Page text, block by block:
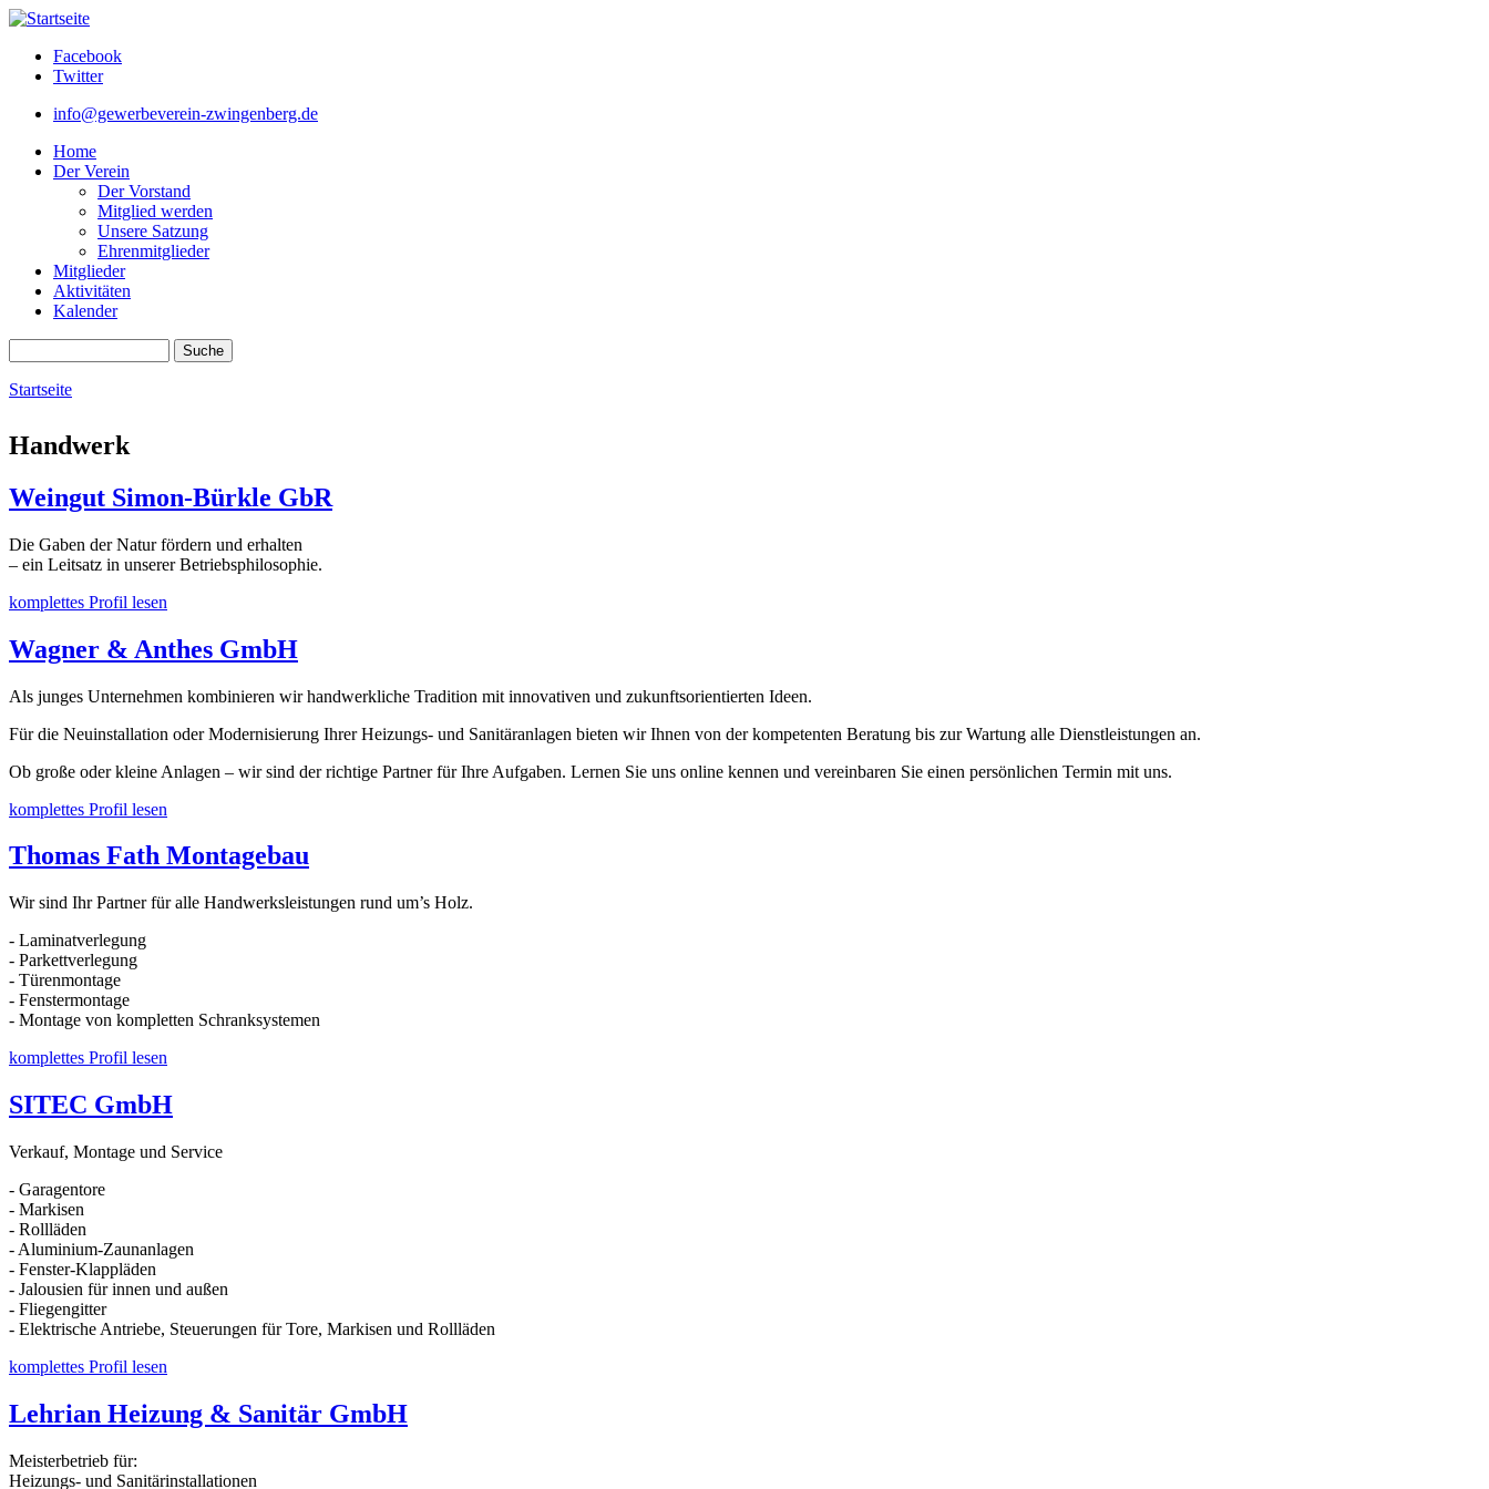
Direkt zum Inhalt
Facebook
Twitter
info@gewerbeverein-zwingenberg.de
Home
Der Verein
Der Vorstand
Mitglied werden
Unsere Satzung
Ehrenmitglieder
Mitglieder
Aktivitäten
Kalender
Startseite
Handwerk
Weingut Simon-Bürkle GbR
Die Gaben der Natur fördern und erhalten
– ein Leitsatz in unserer Betriebsphilosophie.
komplettes Profil lesen
Wagner & Anthes GmbH
Als junges Unternehmen kombinieren wir handwerkliche Tradition mit innovativen und zukunftsorientierten Ideen.
Für die Neuinstallation oder Modernisierung Ihrer Heizungs- und Sanitäranlagen bieten wir Ihnen von der kompetenten Beratung bis zur Wartung alle Dienstleistungen an.
Ob große oder kleine Anlagen – wir sind der richtige Partner für Ihre Aufgaben. Lernen Sie uns online kennen und vereinbaren Sie einen persönlichen Termin mit uns.
komplettes Profil lesen
Thomas Fath Montagebau
Wir sind Ihr Partner für alle Handwerksleistungen rund um’s Holz.
- Laminatverlegung
- Parkettverlegung
- Türenmontage
- Fenstermontage
- Montage von kompletten Schranksystemen
komplettes Profil lesen
SITEC GmbH
Verkauf, Montage und Service
- Garagentore
- Markisen
- Rollläden
- Aluminium-Zaunanlagen
- Fenster-Klappläden
- Jalousien für innen und außen
- Fliegengitter
- Elektrische Antriebe, Steuerungen für Tore, Markisen und Rollläden
komplettes Profil lesen
Lehrian Heizung & Sanitär GmbH
Meisterbetrieb für:
Heizungs- und Sanitärinstallationen